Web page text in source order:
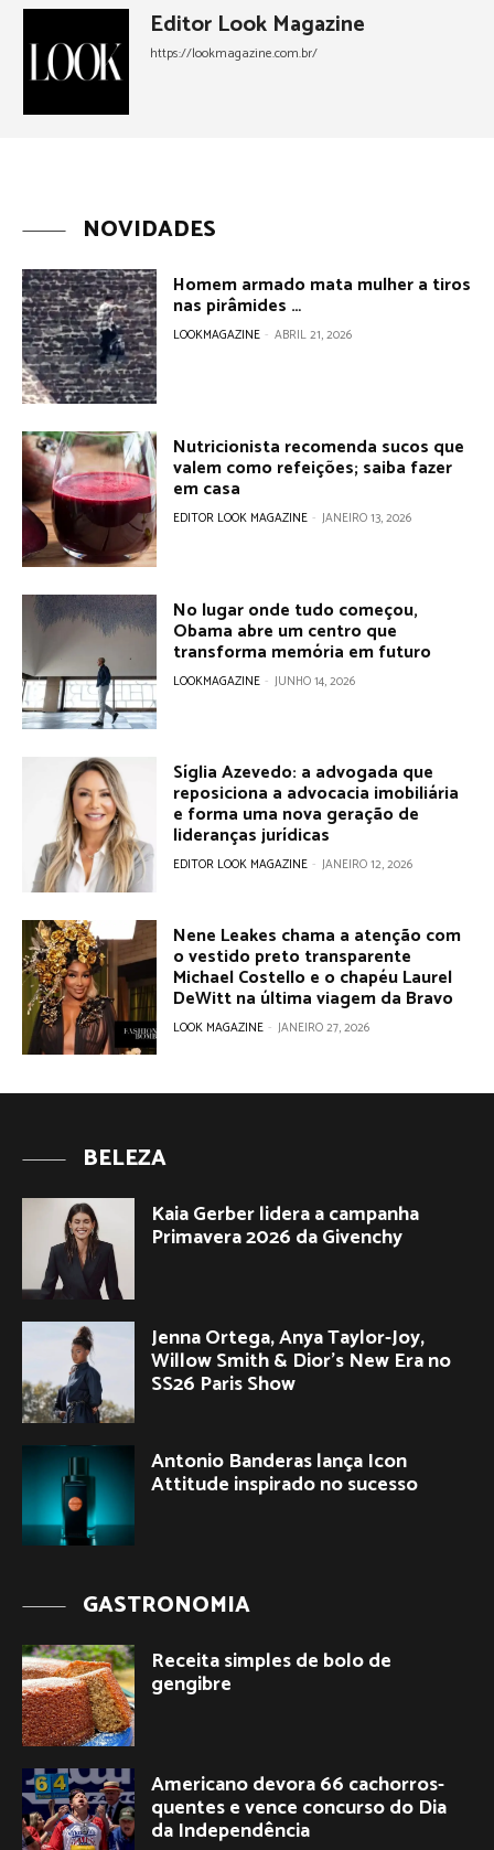
Editor Look Magazine
https://lookmagazine.com.br/
NOVIDADES
Homem armado mata mulher a tiros
nas pirâmides …
LOOKMAGAZINE - ABRIL 21, 2026
Nutricionista recomenda sucos que
valem como refeições; saiba fazer
em casa
EDITOR LOOK MAGAZINE - JANEIRO 13, 2026
No lugar onde tudo começou,
Obama abre um centro que
transforma memória em futuro
LOOKMAGAZINE - JUNHO 14, 2026
Síglia Azevedo: a advogada que
reposiciona a advocacia imobiliária
e forma uma nova geração de
lideranças jurídicas
EDITOR LOOK MAGAZINE - JANEIRO 12, 2026
Nene Leakes chama a atenção com
o vestido preto transparente
Michael Costello e o chapéu Laurel
DeWitt na última viagem da Bravo
LOOK MAGAZINE - JANEIRO 27, 2026
BELEZA
Kaia Gerber lidera a campanha
Primavera 2026 da Givenchy
Jenna Ortega, Anya Taylor-Joy,
Willow Smith & Dior’s New Era no
SS26 Paris Show
Antonio Banderas lança Icon
Attitude inspirado no sucesso
GASTRONOMIA
Receita simples de bolo de
gengibre
Americano devora 66 cachorros-
quentes e vence concurso do Dia
da Independência